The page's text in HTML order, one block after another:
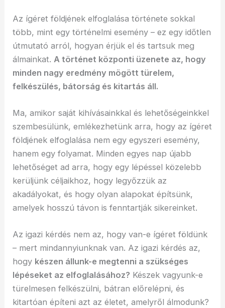
Az ígéret földjének elfoglalása története sokkal
több, mint egy történelmi esemény – ez egy időtlen
útmutató arról, hogyan érjük el és tartsuk meg
álmainkat. A történet központi üzenete az, hogy
minden nagy eredmény mögött türelem,
felkészülés, bátorság és kitartás áll.
Ma, amikor saját kihívásainkkal és lehetőségeinkkel
szembesülünk, emlékezhetünk arra, hogy az ígéret
földjének elfoglalása nem egy egyszeri esemény,
hanem egy folyamat. Minden egyes nap újabb
lehetőséget ad arra, hogy egy lépéssel közelebb
kerüljünk céljaikhoz, hogy legyőzzük az
akadályokat, és hogy olyan alapokat építsünk,
amelyek hosszú távon is fenntartják sikereinket.
Az igazi kérdés nem az, hogy van-e ígéret földünk
– mert mindannyiunknak van. Az igazi kérdés az,
hogy készen állunk-e megtenni a szükséges
lépéseket az elfoglalásához? Készek vagyunk-e
türelmesen felkészülni, bátran előrelépni, és
kitartóan építeni azt az életet, amelyről álmodunk?